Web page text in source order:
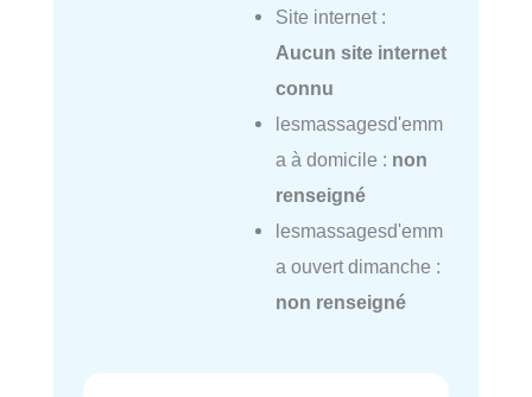
Site internet :
Aucun site internet
connu
lesmassagesd'emm
a à domicile : non
renseigné
lesmassagesd'emm
a ouvert dimanche :
non renseigné